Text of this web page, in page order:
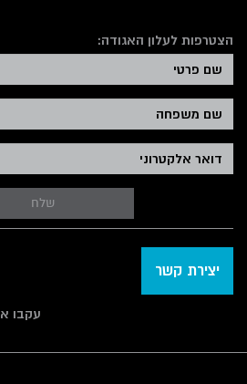
הצטרפות לעלון האגודה:
שלח
יצירת קשר
עקבו